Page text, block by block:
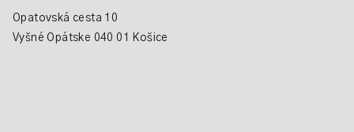
Opatovská cesta 10
Vyšné Opátske 040 01 Košice